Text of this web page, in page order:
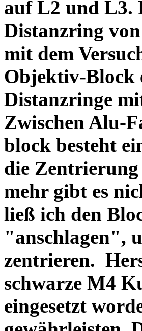
auf L2 und L3.
Distanzring
mit dem
Objektiv-Block
Distanzringe
Zwischen Alu-
block besteht
die
mehr gibt es
ließ ich den
"anschlagen",
zentrieren.
schwarze M4
eingesetzt